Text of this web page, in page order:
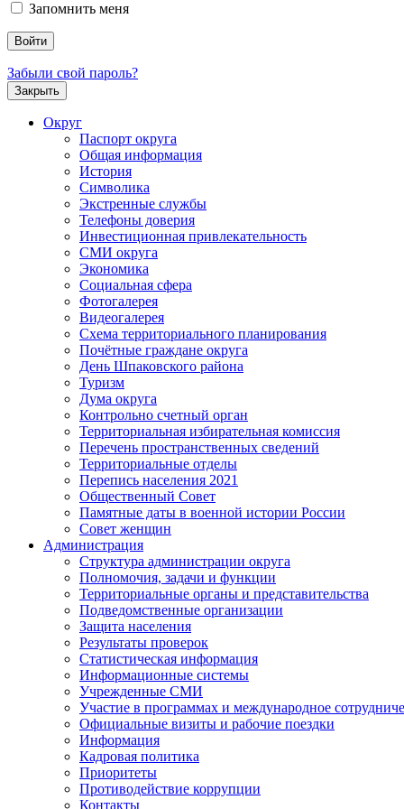
Запомнить меня
Забыли свой пароль?
Закрыть
Округ
Паспорт округа
Общая информация
История
Символика
Экстренные службы
Телефоны доверия
Инвестиционная привлекательность
СМИ округа
Экономика
Социальная сфера
Фотогалерея
Видеогалерея
Схема территориального планирования
Почётные граждане округа
День Шпаковского района
Туризм
Дума округа
Контрольно счетный орган
Территориальная избирательная комиссия
Перечень пространственных сведений
Территориальные отделы
Перепись населения 2021
Общественный Совет
Памятные даты в военной истории России
Совет женщин
Администрация
Структура администрации округа
Полномочия, задачи и функции
Территориальные органы и представительства
Подведомственные организации
Защита населения
Результаты проверок
Статистическая информация
Информационные системы
Учрежденные СМИ
Участие в программах и международное
Официальные визиты и рабочие поездки
Информация
Кадровая политика
Приоритеты
Противодействие коррупции
Контакты